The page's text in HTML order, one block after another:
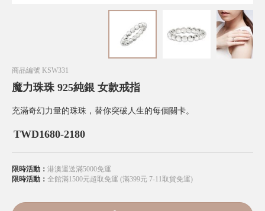
商品編號 KSW331
魔力珠珠 925純銀 女款戒指
充滿奇幻力量的珠珠，替你突破人生的每個關卡。
TWD1680-2180
限時活動： 港澳運送滿5000免運
限時活動： 全館滿1500元超取免運 (滿399元 7-11取貨免運)